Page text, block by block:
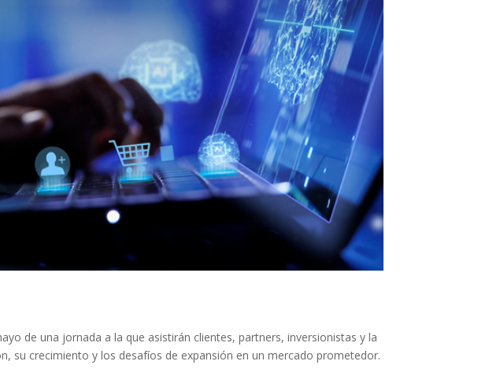
de una jornada a la que asistirán clientes, partners, inversionistas y la
su crecimiento y los desafíos de expansión en un mercado prometedor.